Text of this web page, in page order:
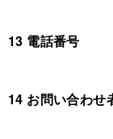
13 電話番号
14 お問い合わせ